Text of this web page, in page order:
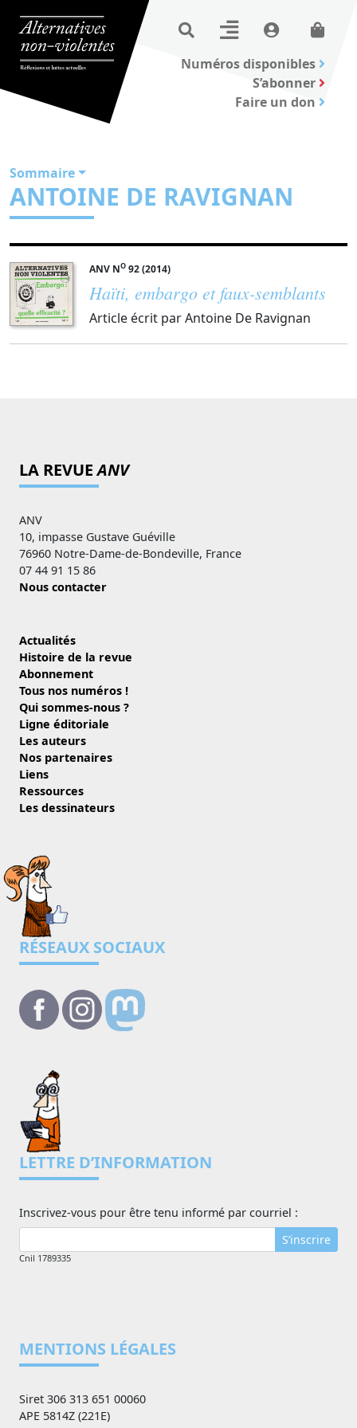
Numéros disponibles
S’abonner
Faire un don
Sommaire
ANTOINE DE RAVIGNAN
ANV NO 92 (2014)
Haïti, embargo et faux-semblants
Article écrit par Antoine De Ravignan
LA REVUEANV
ANV
10, impasse Gustave Guéville
76960 Notre-Dame-de-Bondeville, France
07 44 91 15 86
Nous contacter
Actualités
Histoire de la revue
Abonnement
Tous nos numéros !
Qui sommes-nous ?
Ligne éditoriale
Les auteurs
Nos partenaires
Liens
Ressources
Les dessinateurs
RÉSEAUX SOCIAUX
LETTRE D’INFORMATION
Inscrivez-vous pour être tenu informé par courriel :
S’inscrire
Cnil 1789335
MENTIONS LÉGALES
Siret 306 313 651 00060
APE 5814Z (221E)